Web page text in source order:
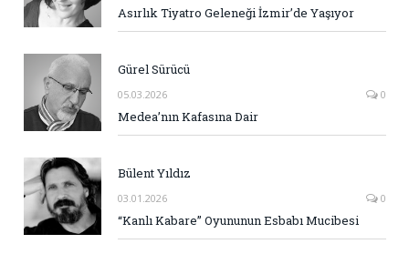
Asırlık Tiyatro Geleneği İzmir’de Yaşıyor
Gürel Sürücü
05.03.2026 0
Medea’nın Kafasına Dair
Bülent Yıldız
03.01.2026 0
“Kanlı Kabare” Oyununun Esbabı Mucibesi